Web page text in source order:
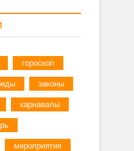
гороскоп
законы
карнавалы
мероприятия